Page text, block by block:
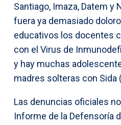
Santiago, Imaza, Datem y
fuera ya demasiado
educativos los docentes
con el Virus de
y hay muchas
madres solteras con Sida
Las denuncias oficiales
Informe de la Defensoría